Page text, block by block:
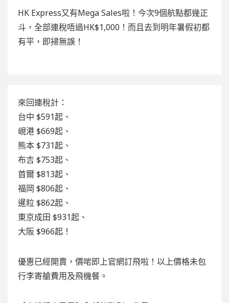
HK Express又有Mega Sales啦！今次9個航點都幾正
斗，全部連稅唔過HK$1,000！而且去到明年暑假初都
有平，即掃無誤！
來回連稅計：
台中 $591起、
峴港 $669起、
熊本 $731起、
布吉 $753起、
首爾 $813起、
福岡 $806起、
暹粒 $862起、
東京成田 $931起、
大阪 $966起！
優惠已經開賣，價啱即上官網訂飛啦！以上價格未包
行李寄艙費用及飛機餐。